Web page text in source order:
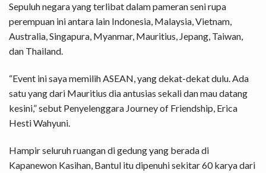
Sepuluh negara yang terlibat dalam pameran seni rupa
perempuan ini antara lain Indonesia, Malaysia, Vietnam,
Australia, Singapura, Myanmar, Mauritius, Jepang, Taiwan,
dan Thailand.
“Event ini saya memilih ASEAN, yang dekat-dekat dulu. Ada
satu yang dari Mauritius dia antusias sekali dan mau datang
kesini,” sebut Penyelenggara Journey of Friendship, Erica
Hesti Wahyuni.
Hampir seluruh ruangan di gedung yang berada di
Kapanewon Kasihan, Bantul itu dipenuhi sekitar 60 karya dari